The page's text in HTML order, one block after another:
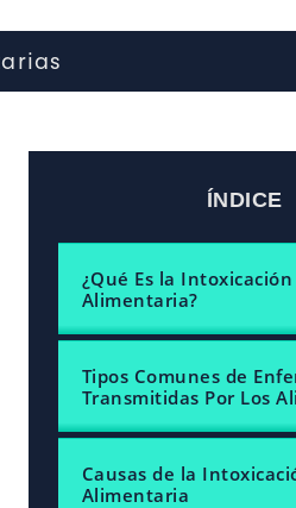
ÍNDICE
¿Qué Es la Intoxicación
Alimentaria?
Tipos Comunes de
Transmitidas Por Los
Causas de la
Alimentaria